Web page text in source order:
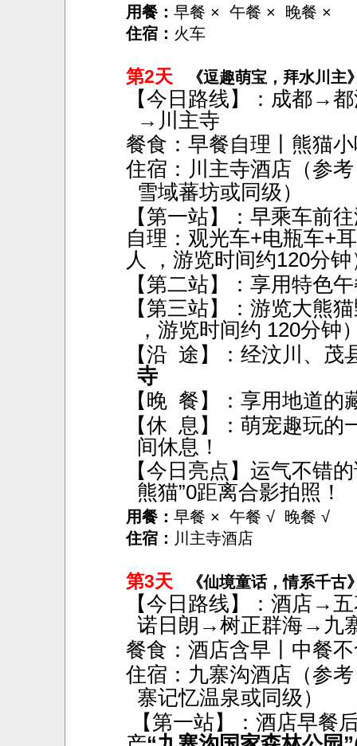
用餐： 早餐 × 午餐 × 晚餐 ×
住宿： 火车
第2天 《逗趣萌宝，拜水川主
【今日路线】：成都 →
→川主寺
餐食：早餐自理丨熊猫
住宿：川主寺酒店（参考
雪域蕃坊或同级）
【第一站】：早乘车前
自理：观光车+电瓶车+
人 ，游览时间约120分钟
【第二站】：享用特色
【第三站】：游览大熊
，游览时间约 120分钟
【沿 途】：经汶川、茂
寺
【晚 餐】：享用地道的
【休 息】：萌宠趣玩的
间休息！
【今日亮点】 运气不错
熊猫”0距离合影拍照！
用餐： 早餐 × 午餐 √ 晚餐 √
住宿： 川主寺酒店
第3天 《仙境童话，情系千古
【今日路线】：酒店 →
诺日朗→树正群海→九
餐食：酒店含早丨中餐
住宿：九寨沟酒店（参考
寨记忆温泉或同级）
【第一站】：酒店早餐